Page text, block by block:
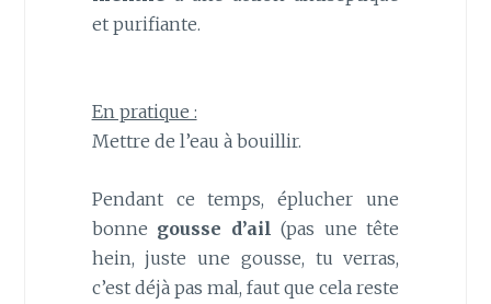
et purifiante.
En pratique :
Mettre de l’eau à bouillir.
Pendant ce temps, éplucher une
bonne gousse d’ail (pas une tête
hein, juste une gousse, tu verras,
c’est déjà pas mal, faut que cela reste